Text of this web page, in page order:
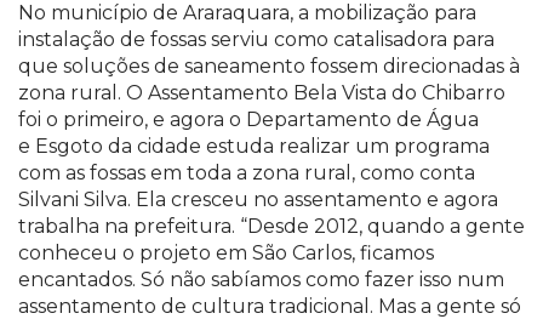
No município de Araraquara, a mobilização para
instalação de fossas serviu como catalisadora para
que soluções de saneamento fossem direcionadas à
zona rural. O Assentamento Bela Vista do Chibarro
foi o primeiro, e agora o Departamento de Água
e Esgoto da cidade estuda realizar um programa
com as fossas em toda a zona rural, como conta
Silvani Silva. Ela cresceu no assentamento e agora
trabalha na prefeitura. “Desde 2012, quando a gente
conheceu o projeto em São Carlos, ficamos
encantados. Só não sabíamos como fazer isso num
assentamento de cultura tradicional. Mas a gente só